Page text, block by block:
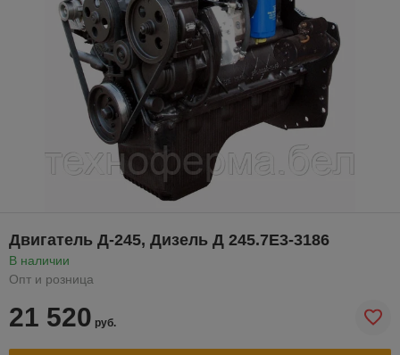
Двигатель Д-245, Дизель Д 245.7Е3-3186
В наличии
Опт и розница
21 520 руб.